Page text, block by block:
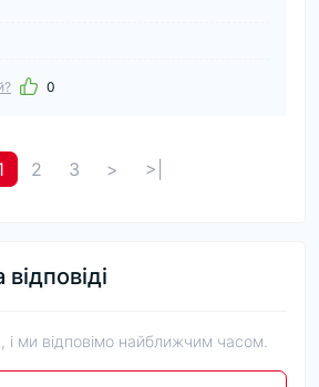
0
2 3 > >|
і ми відповімо найближчим часом.